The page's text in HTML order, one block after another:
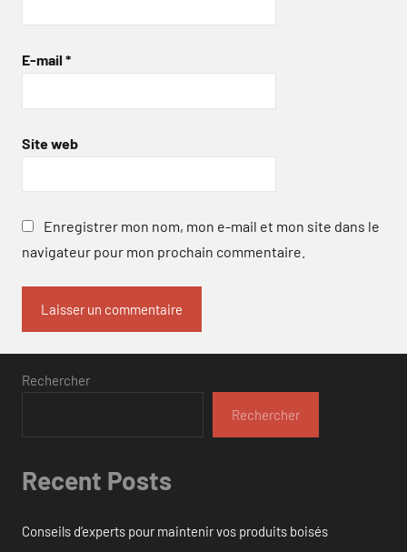
E-mail *
Site web
Enregistrer mon nom, mon e-mail et mon site dans le
navigateur pour mon prochain commentaire.
Rechercher
Rechercher
Recent Posts
Conseils d’experts pour maintenir vos produits boisés